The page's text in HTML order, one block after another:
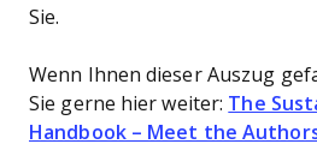
Sie.
Wenn Ihnen dieser Auszug
Sie gerne hier weiter: The
Handbook – Meet the